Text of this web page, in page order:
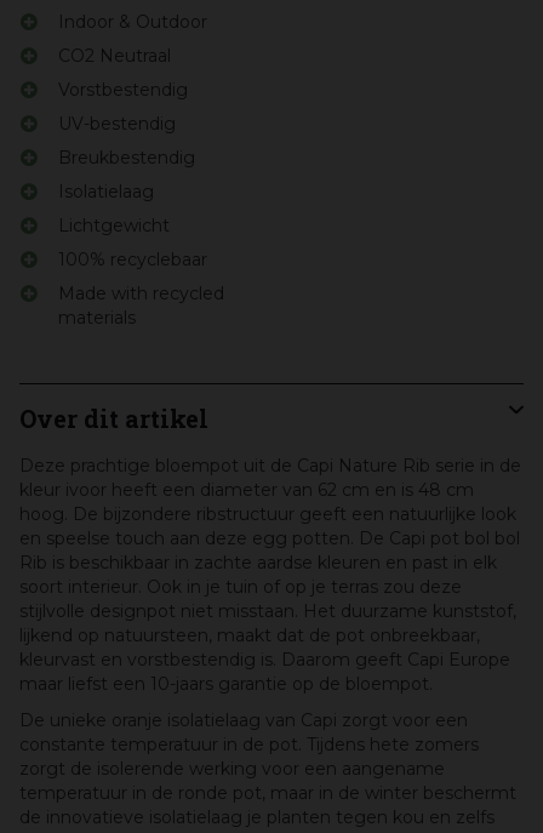
Indoor & Outdoor
CO2 Neutraal
Vorstbestendig
UV-bestendig
Breukbestendig
Isolatielaag
Lichtgewicht
100% recyclebaar
Made with recycled
materials
Over dit artikel
Deze prachtige bloempot uit de Capi Nature Rib serie in de
kleur ivoor heeft een diameter van 62 cm en is 48 cm
hoog. De bijzondere ribstructuur geeft een natuurlijke look
en speelse touch aan deze egg potten. De Capi pot bol bol
Rib is beschikbaar in zachte aardse kleuren en past in elk
soort interieur. Ook in je tuin of op je terras zou deze
stijlvolle designpot niet misstaan. Het duurzame kunststof,
lijkend op natuursteen, maakt dat de pot onbreekbaar,
kleurvast en vorstbestendig is. Daarom geeft Capi Europe
maar liefst een 10-jaars garantie op de bloempot.
De unieke oranje isolatielaag van Capi zorgt voor een
constante temperatuur in de pot. Tijdens hete zomers
zorgt de isolerende werking voor een aangename
temperatuur in de ronde pot, maar in de winter beschermt
de innovatieve isolatielaag je planten tegen kou en zelfs